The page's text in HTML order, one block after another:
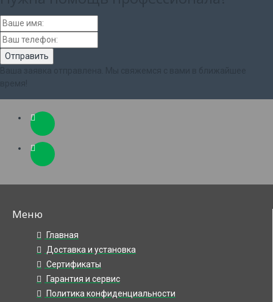
Меню
Главная
Доставка и установка
Сертификаты
Гарантия и сервис
Политика конфиденциальности